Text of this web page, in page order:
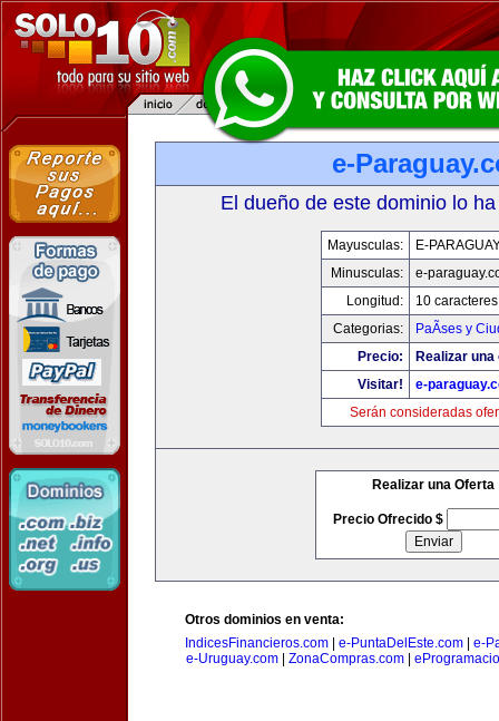
e-
El dueño de este dominio lo
Mayusculas:
E-
Minusculas:
e-
Longitud:
10 caracteres
Categorias:
PaÃ­ses y
Precio:
Realizar
Visitar!
e-
Serán consideradas
Realizar una Oferta
Precio Ofrecido $
Otros dominios en venta:
IndicesFinancieros.com
e-PuntaDelEste.com
e-
e-Uruguay.com
ZonaCompras.com